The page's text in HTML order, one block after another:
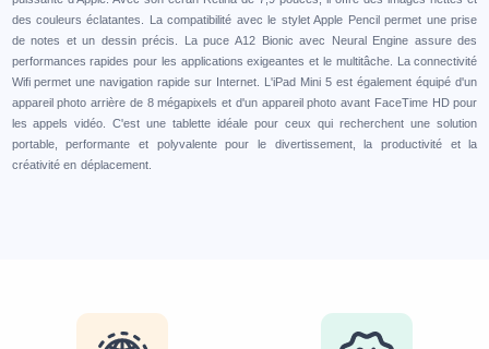
des couleurs éclatantes. La compatibilité avec le stylet Apple Pencil permet une prise
de notes et un dessin précis. La puce A12 Bionic avec Neural Engine assure des
performances rapides pour les applications exigeantes et le multitâche. La connectivité
Wifi permet une navigation rapide sur Internet. L'iPad Mini 5 est également équipé d'un
appareil photo arrière de 8 mégapixels et d'un appareil photo avant FaceTime HD pour
les appels vidéo. C'est une tablette idéale pour ceux qui recherchent une solution
portable, performante et polyvalente pour le divertissement, la productivité et la
créativité en déplacement.